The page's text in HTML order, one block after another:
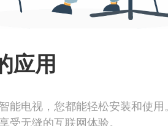
应用
电视，您都能轻松安装和使用。
无缝的互联网体验。